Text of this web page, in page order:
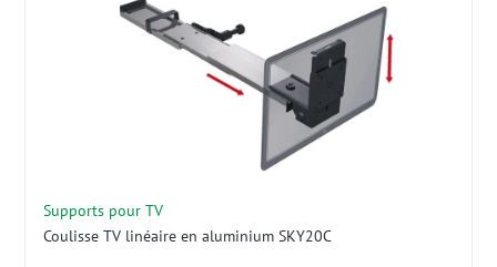
Supports pour TV
Coulisse TV linéaire en aluminium SKY20C